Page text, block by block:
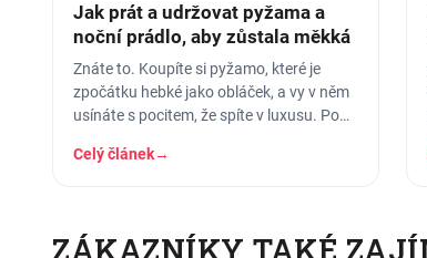
Jak prát a udržovat pyžama a
noční prádlo, aby zůstala měkká
Znáte to. Koupíte si pyžamo, které je
zpočátku hebké jako obláček, a vy v něm
usínáte s pocitem, že spíte v luxusu. Po
Celý článek→
ZÁKAZNÍKY TAKÉ